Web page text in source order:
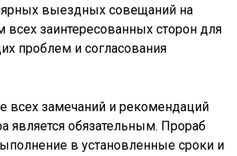
выездных совещаний на
всех заинтересованных сторон для
проблем и согласования
всех замечаний и рекомендаций
является обязательным. Прораб
в установленные сроки и